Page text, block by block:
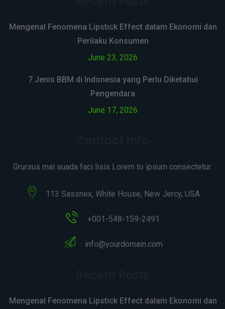
Mengenal Fenomena Lipstick Effect dalam Ekonomi dan
Perilaku Konsumen
June 23, 2026
7 Jenis BBM di Indonesia yang Perlu Diketahui
Pengendara
June 17, 2026
Grursus mal suada faci lisis Lorem to ipsum consectetur.
113 Sassnex, White House, New Jercy, USA
+001-548-159-2491
info@yourdomain.com
Mengenal Fenomena Lipstick Effect dalam Ekonomi dan